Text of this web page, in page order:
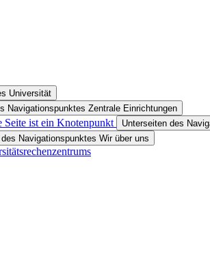
Universität
Navigationspunktes Zentrale Einrichtungen
Seite ist ein Knotenpunkt Unterseiten des
Navigationspunktes Wir über uns